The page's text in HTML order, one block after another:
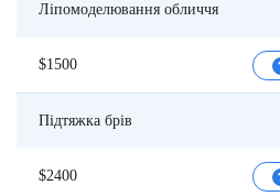
Ліпомоделювання обличчя
$1500
Підтяжка брів
$2400